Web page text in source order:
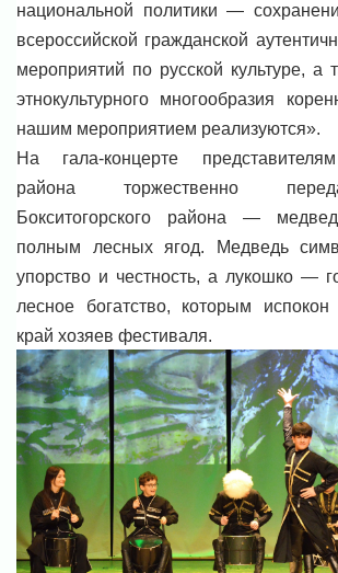
национальной политики —
всероссийской гражданской
мероприятий по русской культуре, а
этнокультурного многообразия
нашим мероприятием реализуются».
На гала-концерте
района торжественно
Бокситогорского района —
полным лесных ягод. Медведь
упорство и честность, а лукошко —
лесное богатство, которым испокон
край хозяев фестиваля.